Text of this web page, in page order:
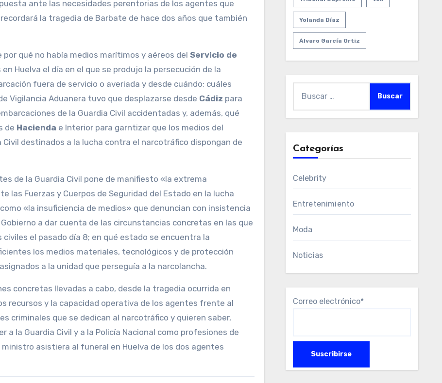
ante las necesidades perentorias de los agentes que
la tragedia de Barbate de hace dos años que también
qué no había medios marítimos y aéreos del Servicio de
Huelva el día en el que se produjo la persecución de la
fuera de servicio o averiada y desde cuándo; cuáles
Vigilancia Aduanera tuvo que desplazarse desde Cádiz para
de la Guardia Civil accidentadas y, además, qué
de Hacienda e Interior para garntizar que los medios del
Civil destinados a la lucha contra el narcotráfico dispongan de
de la Guardia Civil pone de manifiesto «la extrema
las Fuerzas y Cuerpos de Seguridad del Estado en la lucha
«la insuficiencia de medios» que denuncian con insistencia
a dar cuenta de las circunstancias concretas en las que
el pasado día 8; en qué estado se encuentra la
los medios materiales, tecnológicos y de protección
a la unidad que perseguía a la narcolancha.
concretas llevadas a cabo, desde la tragedia ocurrida en
recursos y la capacidad operativa de los agentes frente al
criminales que se dedican al narcotráfico y quieren saber,
a la Guardia Civil y a la Policía Nacional como profesiones de
asistiera al funeral en Huelva de los dos agentes
Yolanda Díaz
Álvaro García Ortiz
Categorías
Celebrity
Entretenimiento
Moda
Noticias
Correo electrónico*